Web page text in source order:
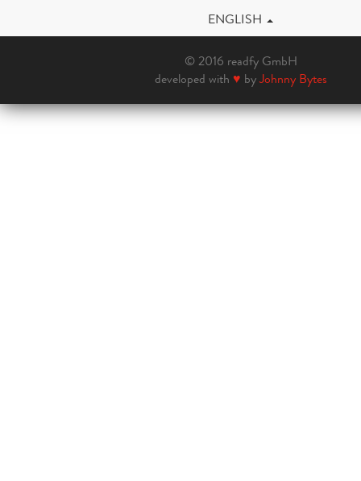
ENGLISH
© 2016 readfy GmbH
developed with ♥ byJohnny Bytes